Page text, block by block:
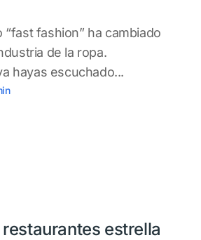
“fast fashion” ha cambiado
de la ropa.
hayas escuchado...
estrella